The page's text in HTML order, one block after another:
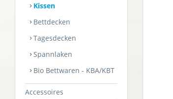
Kissen
Bettdecken
Tagesdecken
Spannlaken
Bio Bettwaren - KBA/KBT
Accessoires